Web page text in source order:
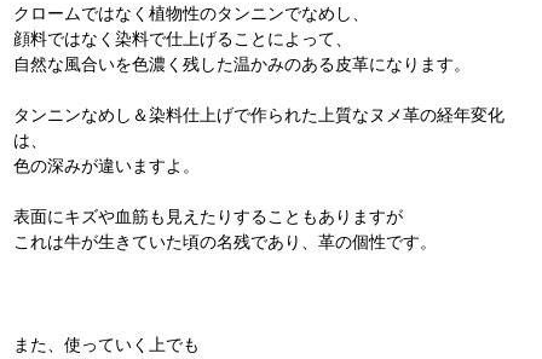
クロームではなく植物性のタンニンでなめし、
顔料ではなく染料で仕上げることによって、
自然な風合いを色濃く残した温かみのある皮革になります。
タンニンなめし＆染料仕上げで作られた上質なヌメ革の経年変化
は、
色の深みが違いますよ。
表面にキズや血筋も見えたりすることもありますが
これは牛が生きていた頃の名残であり、革の個性です。
また、使っていく上でも